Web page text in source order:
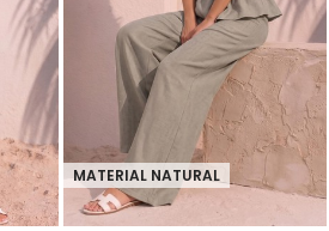
MATERIAL NATURAL